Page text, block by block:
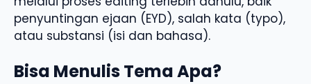
penyuntingan ejaan (EYD), salah kata (typo),
atau substansi (isi dan bahasa).
Bisa Menulis Tema Apa?